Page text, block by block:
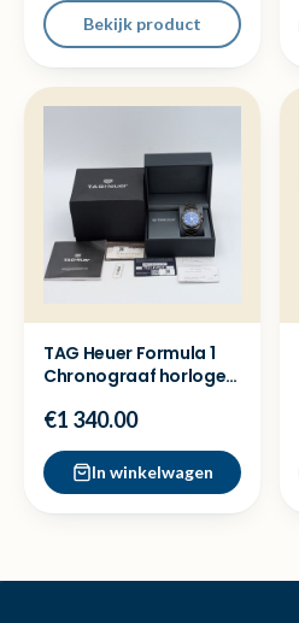
Bekijk product
TAG Heuer Formula 1
Chronograaf horloge
€1 340.00
In winkelwagen